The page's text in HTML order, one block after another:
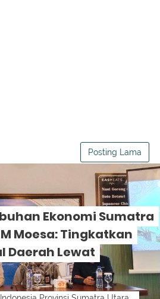
Posting Lama
Ekonomi Sumatra
Moesa: Tingkatkan
Daerah Lewat